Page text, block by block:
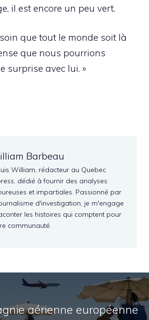
il est encore un peu vert.
que tout le monde soit là
que nous pourrions
surprise avec lui. »
Barbeau
William, rédacteur au Quebec
dédié à fournir des analyses
et impartiales. Passionné par
d'investigation, je m'engage
les histoires qui comptent pour
communauté.
aérienne européenne